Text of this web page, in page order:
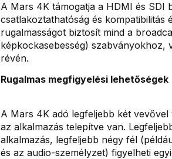
A Mars 4K támogatja a HDMI és SDI
csatlakoztathatóság és kompatibilitás
rugalmasságot biztosít mind a
képkockasebesség) szabványokhoz,
révén.
Rugalmas megfigyelési lehetőségek
A Mars 4K adó legfeljebb két
az alkalmazás telepítve van.
alkalmazás, legfeljebb négy fél
és az audio-személyzet) figyelheti